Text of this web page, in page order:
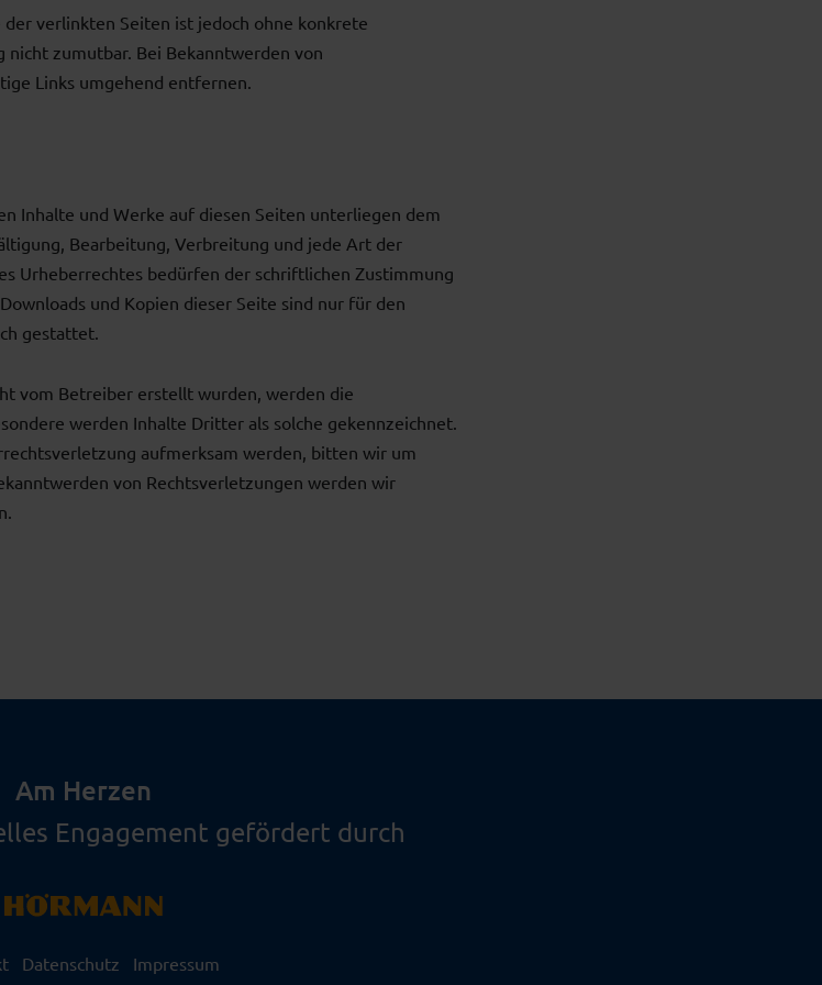
verlinkten Seiten ist jedoch ohne konkrete
zumutbar. Bei Bekanntwerden von
Links umgehend entfernen.
Inhalte und Werke auf diesen Seiten unterliegen dem
Bearbeitung, Verbreitung und jede Art der
Urheberrechtes bedürfen der schriftlichen Zustimmung
und Kopien dieser Seite sind nur für den
gestattet.
vom Betreiber erstellt wurden, werden die
werden Inhalte Dritter als solche gekennzeichnet.
aufmerksam werden, bitten wir um
von Rechtsverletzungen werden wir
Am Herzen
Engagement gefördert durch
Datenschutz Impressum